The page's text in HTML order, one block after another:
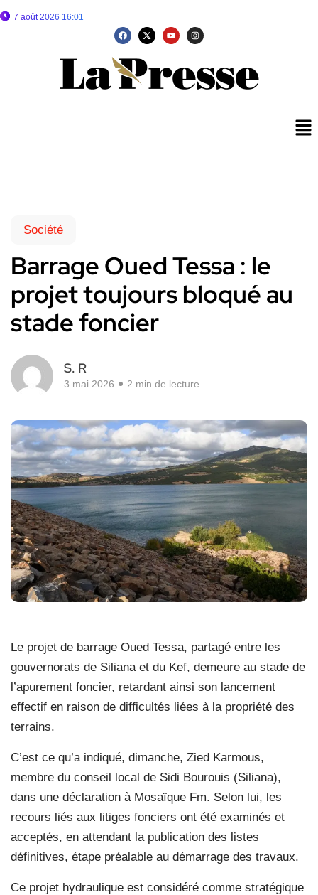
7 août 2026 16:01
Société
Barrage Oued Tessa : le
projet toujours bloqué au
stade foncier
S. R
3 mai 2026 2 min de lecture
Le projet de barrage Oued Tessa, partagé entre les
gouvernorats de Siliana et du Kef, demeure au stade de
l’apurement foncier, retardant ainsi son lancement
effectif en raison de difficultés liées à la propriété des
terrains.
C’est ce qu’a indiqué, dimanche, Zied Karmous,
membre du conseil local de Sidi Bourouis (Siliana),
dans une déclaration à Mosaïque Fm. Selon lui, les
recours liés aux litiges fonciers ont été examinés et
acceptés, en attendant la publication des listes
définitives, étape préalable au démarrage des travaux.
Ce projet hydraulique est considéré comme stratégique